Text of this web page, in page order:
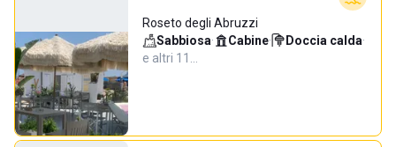
Roseto degli Abruzzi
Sabbiosa· Cabine· Doccia calda·
e altri 11…